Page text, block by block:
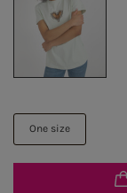
One size